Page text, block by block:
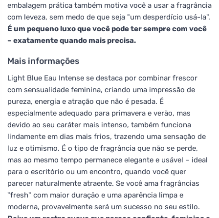
embalagem prática também motiva você a usar a fragrância
com leveza, sem medo de que seja "um desperdício usá-la".
É um pequeno luxo que você pode ter sempre com você
– exatamente quando mais precisa.
Mais informações
Light Blue Eau Intense se destaca por combinar frescor
com sensualidade feminina, criando uma impressão de
pureza, energia e atração que não é pesada. É
especialmente adequado para primavera e verão, mas
devido ao seu caráter mais intenso, também funciona
lindamente em dias mais frios, trazendo uma sensação de
luz e otimismo. É o tipo de fragrância que não se perde,
mas ao mesmo tempo permanece elegante e usável – ideal
para o escritório ou um encontro, quando você quer
parecer naturalmente atraente. Se você ama fragrâncias
"fresh" com maior duração e uma aparência limpa e
moderna, provavelmente será um sucesso no seu estilo.